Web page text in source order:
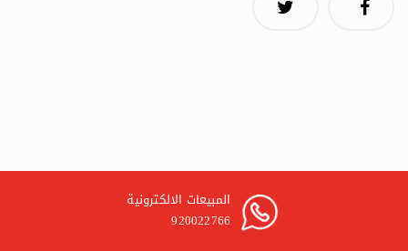
المبيعات الالكترونية
920022766